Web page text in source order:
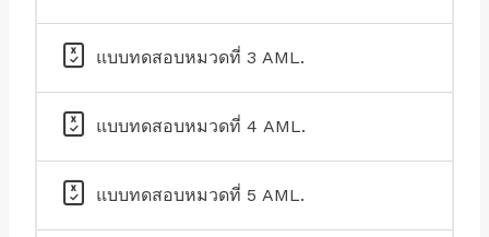
แบบทดสอบหมวดที่ 3 AML.
แบบทดสอบหมวดที่ 4 AML.
แบบทดสอบหมวดที่ 5 AML.